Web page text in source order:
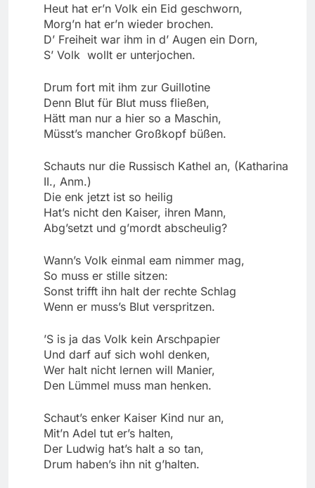
Heut hat er’n Volk ein Eid geschworn,
Morg’n hat er’n wieder brochen.
D’ Freiheit war ihm in d’ Augen ein Dorn,
S’ Volk wollt er unterjochen.
Drum fort mit ihm zur Guillotine
Denn Blut für Blut muss fließen,
Hätt man nur a hier so a Maschin,
Müsst’s mancher Großkopf büßen.
Schauts nur die Russisch Kathel an, (Katharina
II., Anm.)
Die enk jetzt ist so heilig
Hat’s nicht den Kaiser, ihren Mann,
Abg’setzt und g’mordt abscheulig?
Wann’s Volk einmal eam nimmer mag,
So muss er stille sitzen:
Sonst trifft ihn halt der rechte Schlag
Wenn er muss’s Blut verspritzen.
’S is ja das Volk kein Arschpapier
Und darf auf sich wohl denken,
Wer halt nicht lernen will Manier,
Den Lümmel muss man henken.
Schaut’s enker Kaiser Kind nur an,
Mit’n Adel tut er’s halten,
Der Ludwig hat’s halt a so tan,
Drum haben’s ihn nit g’halten.